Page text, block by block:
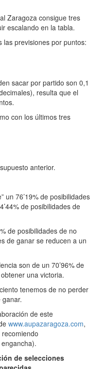
Zaragoza consigue tres
escalando en la tabla.
previsiones por puntos:
sacar por partido son 0,1
resulta que el
con los últimos tres
anterior.
un 76’19% de posibilidades
de posibilidades de
de posibilidades de no
de ganar se reducen a un
son de un 70’96% de
una victoria.
tenemos de no perder
de este
www.aupazaragoza.com,
de selecciones